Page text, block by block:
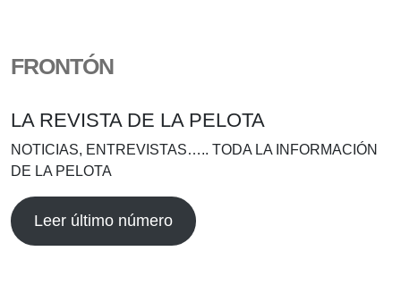
FRONTÓN
LA REVISTA DE LA PELOTA
NOTICIAS, ENTREVISTAS….. TODA LA INFORMACIÓN
DE LA PELOTA
Leer último número